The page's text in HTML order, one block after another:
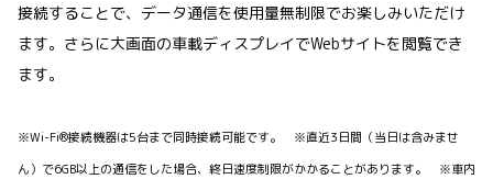
接続することで、データ通信を使用量無制限でお楽しみいただけ
ます。さらに大画面の車載ディスプレイでWebサイトを閲覧でき
ます。
※Wi-Fi®接続機器は5台まで同時接続可能です。 ※直近3日間（当日は含みませ
ん）で6GB以上の通信をした場合、終日速度制限がかかることがあります。 ※車内